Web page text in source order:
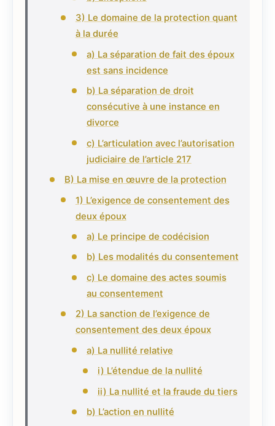
3) Le domaine de la protection quant
à la durée
a) La séparation de fait des époux
est sans incidence
b) La séparation de droit
consécutive à une instance en
divorce
c) L’articulation avec l’autorisation
judiciaire de l’article 217
B) La mise en œuvre de la protection
1) L’exigence de consentement des
deux époux
a) Le principe de codécision
b) Les modalités du consentement
c) Le domaine des actes soumis
au consentement
2) La sanction de l’exigence de
consentement des deux époux
a) La nullité relative
i) L’étendue de la nullité
ii) La nullité et la fraude du tiers
b) L’action en nullité